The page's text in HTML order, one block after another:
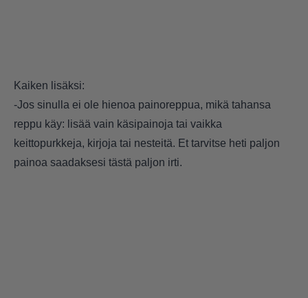
Kaiken lisäksi:
-Jos sinulla ei ole hienoa painoreppua, mikä tahansa
reppu käy: lisää vain käsipainoja tai vaikka
keittopurkkeja, kirjoja tai nesteitä. Et tarvitse heti paljon
painoa saadaksesi tästä paljon irti.